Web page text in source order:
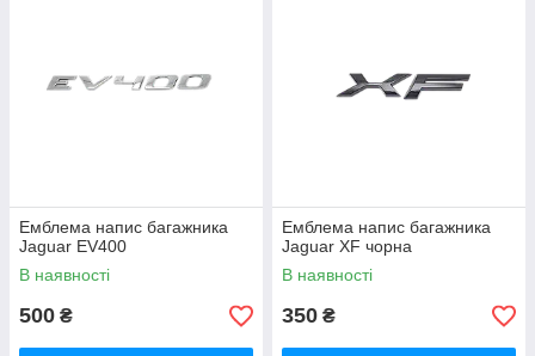
Емблема напис багажника
Jaguar EV400
В наявності
500 ₴
Емблема напис багажника
Jaguar XF чорна
В наявності
350 ₴